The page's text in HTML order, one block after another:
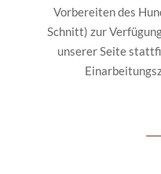
Vorbereiten des
Schnitt) zur
unserer Seite